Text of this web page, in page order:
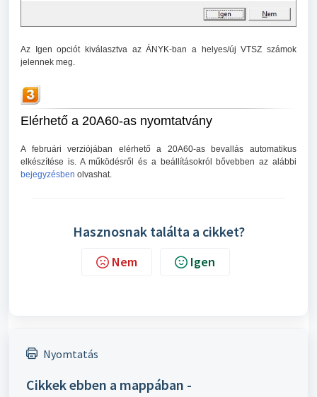
Az Igen opciót kiválasztva az ÁNYK-ban a helyes/új VTSZ számok
jelennek meg.
Elérhető a 20A60-as nyomtatvány
A februári verziójában elérhető a 20A60-as bevallás automatikus
elkészítése is. A működésről és a beállításokról bővebben az alábbi
bejegyzésben olvashat.
Hasznosnak találta a cikket?
Nem Igen
Nyomtatás
Cikkek ebben a mappában -